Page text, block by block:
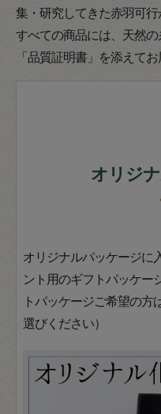
集・研究してきた赤羽可行
すべての商品には、天然
「品質証明書」を添えて
オリジ
オリジナルパッケージに
ント用のギフトパッケー
トパッケージご希望の
選びください）